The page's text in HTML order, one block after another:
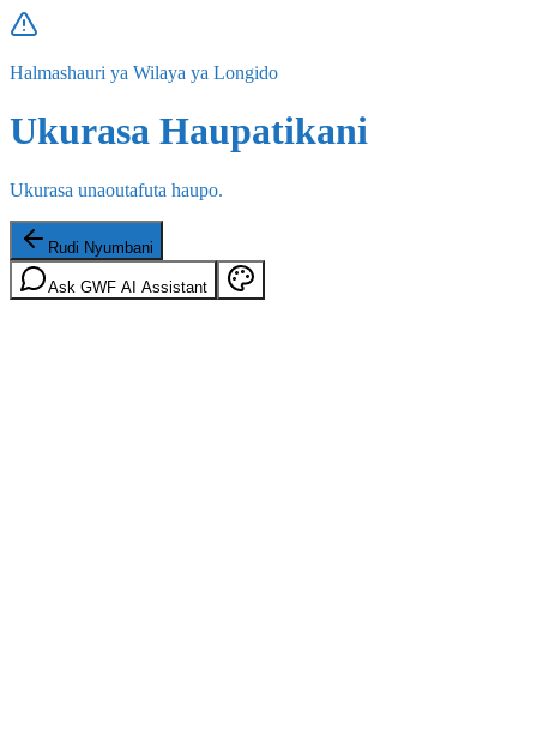
Halmashauri ya Wilaya ya Longido
Ukurasa Haupatikani
Ukurasa unaoutafuta haupo.
Rudi Nyumbani
Ask GWF AI Assistant